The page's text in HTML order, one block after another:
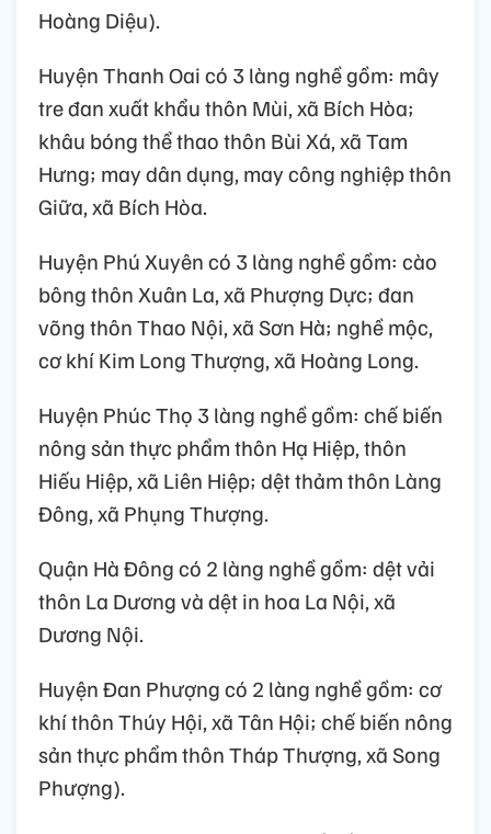
Hoàng Diệu).
Huyện Thanh Oai có 3 làng nghề gồm: mây
tre đan xuất khẩu thôn Mùi, xã Bích Hòa;
khâu bóng thể thao thôn Bùi Xá, xã Tam
Hưng; may dân dụng, may công nghiệp thôn
Giữa, xã Bích Hòa.
Huyện Phú Xuyên có 3 làng nghề gồm: cào
bông thôn Xuân La, xã Phượng Dực; đan
võng thôn Thao Nội, xã Sơn Hà; nghề mộc,
cơ khí Kim Long Thượng, xã Hoàng Long.
Huyện Phúc Thọ 3 làng nghề gồm: chế biến
nông sản thực phẩm thôn Hạ Hiệp, thôn
Hiếu Hiệp, xã Liên Hiệp; dệt thảm thôn Làng
Đông, xã Phụng Thượng.
Quận Hà Đông có 2 làng nghề gồm: dệt vải
thôn La Dương và dệt in hoa La Nội, xã
Dương Nội.
Huyện Đan Phượng có 2 làng nghề gồm: cơ
khí thôn Thúy Hội, xã Tân Hội; chế biến nông
sản thực phẩm thôn Tháp Thượng, xã Song
Phượng).